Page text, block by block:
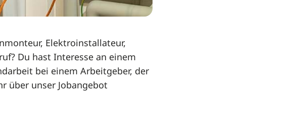
Elektroinstallateur,
Du hast Interesse an einem
bei einem Arbeitgeber, der
über unser Jobangebot